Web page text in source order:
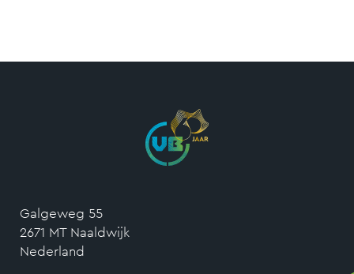
Galgeweg 55
2671 MT Naaldwijk
Nederland